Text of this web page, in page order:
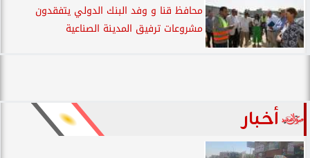
محافظ قنا و وفد البنك الدولي يتفقدون
مشروعات ترفيق المدينة الصناعية
أخبار